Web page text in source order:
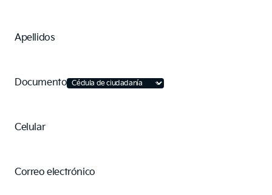
Apellidos
Documento
Celular
Correo electrónico